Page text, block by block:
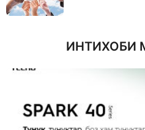
ИНТИХОБИ